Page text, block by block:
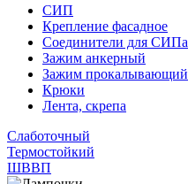
СИП
Крепление фасадное
Соединители для СИПа
Зажим анкерный
Зажим прокалывающий
Крюки
Лента, скрепа
Слаботочный
Термостойкий
ШВВП